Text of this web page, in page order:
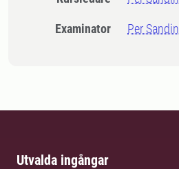
Examinator Per Sandin
Utvalda ingångar